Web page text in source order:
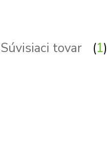
Súvisiaci tovar 1